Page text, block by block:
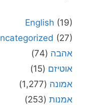
English (19)
(27)
אהבה (74)
אוטיזם (15)
אמונה (1,277)
אמנות (253)